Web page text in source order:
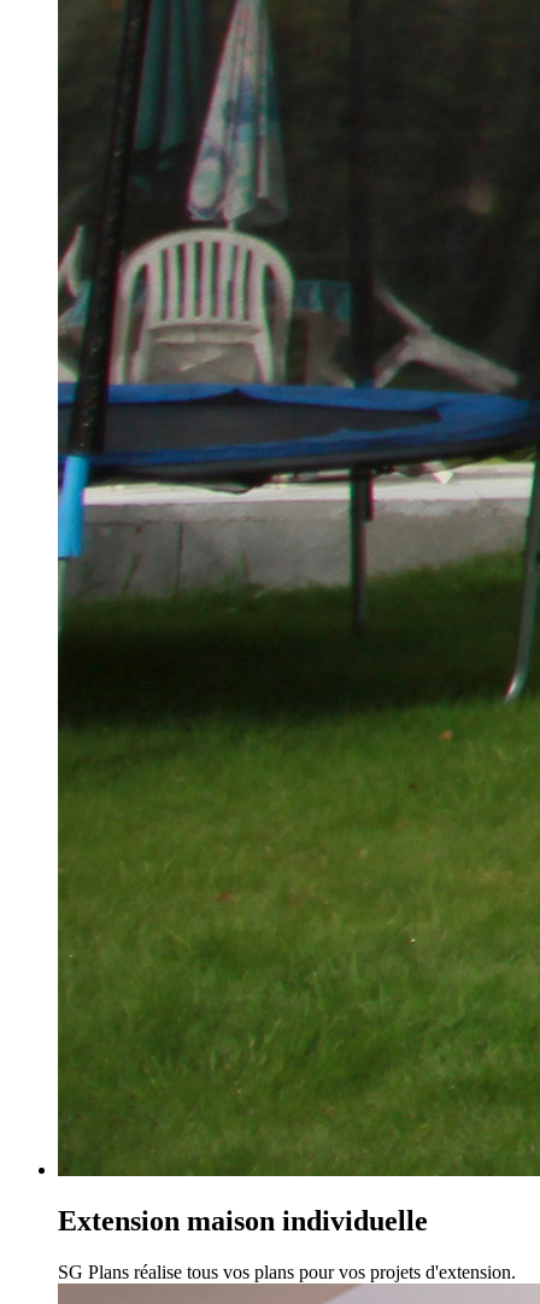
Extension maison individuelle
SG Plans réalise tous vos plans pour vos projets d'extension.